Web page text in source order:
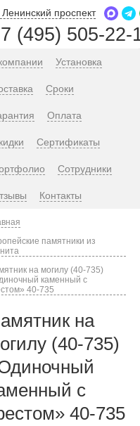
проспект
(495) 505-22-
Установка
Сроки
Оплата
Сертификаты
Сотрудники
Контакты
памятники из
на могилу (40-735)
каменный с
40-735
на
(40-735)
с
40-735